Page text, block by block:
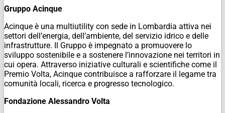
Gruppo Acinque
Acinque è una multiutility con sede in Lombardia attiva nei
settori dell’energia, dell’ambiente, del servizio idrico e delle
infrastrutture. Il Gruppo è impegnato a promuovere lo
sviluppo sostenibile e a sostenere l’innovazione nei territori in
cui opera. Attraverso iniziative culturali e scientifiche come il
Premio Volta, Acinque contribuisce a rafforzare il legame tra
comunità locali, ricerca e progresso tecnologico.
Fondazione Alessandro Volta